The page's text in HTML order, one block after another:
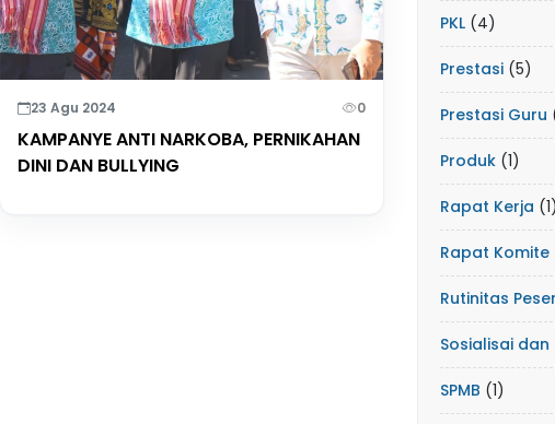
23 Agu 2024 0
KAMPANYE ANTI NARKOBA, PERNIKAHAN
DINI DAN BULLYING
PKL (4)
Prestasi (5)
Prestasi Guru
Produk (1)
Rapat Kerja (1)
Rapat Komite
Rutinitas
Sosialisai dan
SPMB (1)